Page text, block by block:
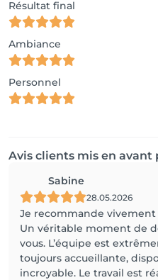
Résultat final
Ambiance
Personnel
Avis clients mis en avant
Sabine
28.05.2026
Je recommande
Un véritable moment de
vous. L’équipe est
toujours accueillante,
incroyable. Le travail est